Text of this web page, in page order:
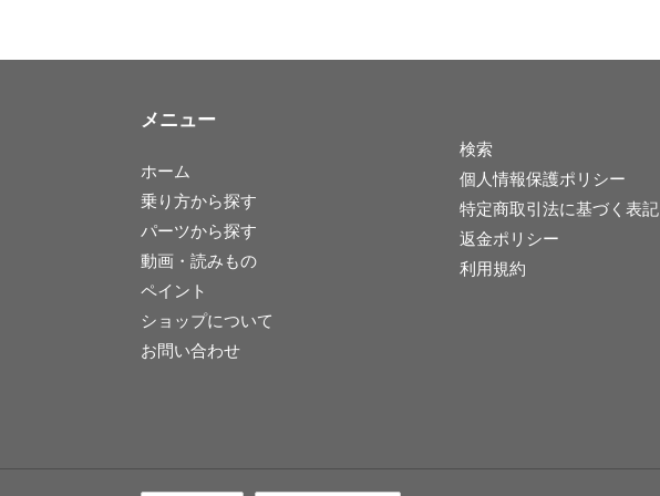
メニュー
ホーム
乗り方から探す
パーツから探す
動画・読みもの
ペイント
ショップについて
お問い合わせ
検索
個人情報保護ポリシー
特定商取引法に基づく表記
返金ポリシー
利用規約